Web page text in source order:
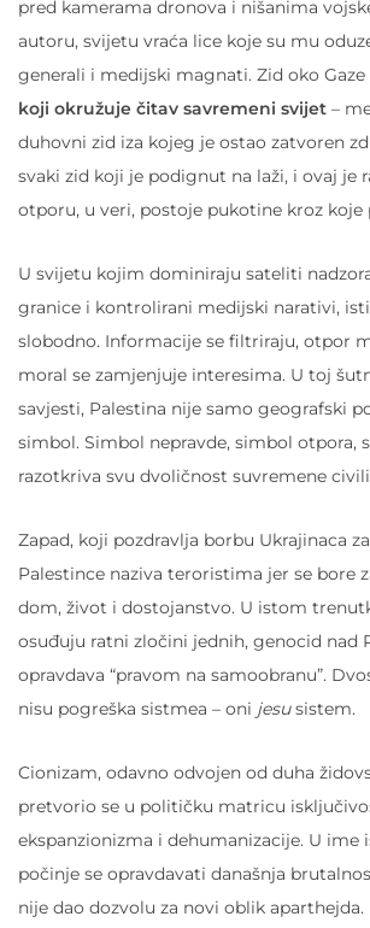
pred kamerama dronova i nišanima
autoru, svijetu vraća lice koje su mu
generali i medijski magnati. Zid oko
koji okružuje čitav savremeni svijet –
duhovni zid iza kojeg je ostao zatvoren
svaki zid koji je podignut na laži, i ovaj je
otporu, u veri, postoje pukotine kroz koje
U svijetu kojim dominiraju sateliti
granice i kontrolirani medijski narativi,
slobodno. Informacije se filtriraju, otpor
moral se zamjenjuje interesima. U toj
savjesti, Palestina nije samo geografski
simbol. Simbol nepravde, simbol otpora,
razotkriva svu dvoličnost suvremene
Zapad, koji pozdravlja borbu Ukrajinaca
Palestince naziva teroristima jer se bore
dom, život i dostojanstvo. U istom
osuđuju ratni zločini jednih, genocid nad
opravdava “pravom na samoobranu”.
nisu pogreška sistmea – oni jesusistem.
Cionizam, odavno odvojen od duha
pretvorio se u političku matricu
ekspanzionizma i dehumanizacije. U ime
počinje se opravdavati današnja
nije dao dozvolu za novi oblik